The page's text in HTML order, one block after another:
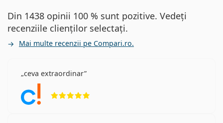
Din 1438 opinii 100 % sunt pozitive. Vedeți
recenziile clienților selectați.
Mai multe recenzii pe Compari.ro.
ceva extraordinar